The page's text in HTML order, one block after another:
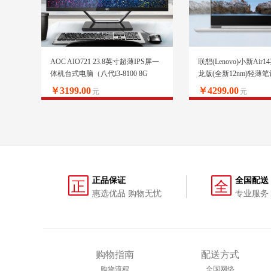
AOC AIO721 23.8英寸超薄IPS屏一
体机台式电脑（八代i3-8100 8G
240GSSD 双频WiFi 蓝牙 3年上门 商
务键鼠）
￥3199.00 元
联想(Lenovo)小新
龙版(全新12nm)轻薄
3500U 12G 512G PCIE
￥4299.00 元
正
正品保证
惠选优品 购物无忧
全
全国配送
专业服务
购物指南
购物流程
配送方式
全国网络